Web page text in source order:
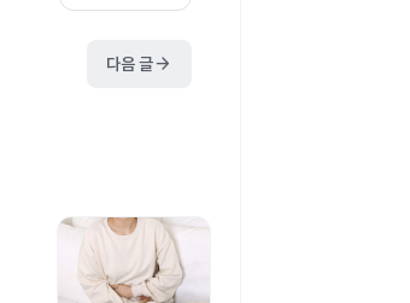
다음 글arrow_forward